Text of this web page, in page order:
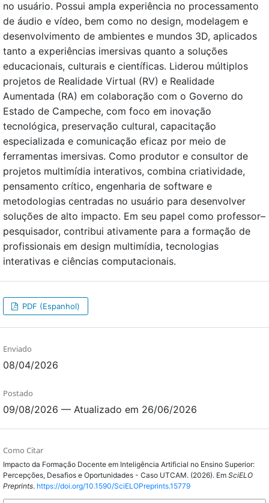
no usuário. Possui ampla experiência no processamento
de áudio e vídeo, bem como no design, modelagem e
desenvolvimento de ambientes e mundos 3D, aplicados
tanto a experiências imersivas quanto a soluções
educacionais, culturais e científicas. Liderou múltiplos
projetos de Realidade Virtual (RV) e Realidade
Aumentada (RA) em colaboração com o Governo do
Estado de Campeche, com foco em inovação
tecnológica, preservação cultural, capacitação
especializada e comunicação eficaz por meio de
ferramentas imersivas. Como produtor e consultor de
projetos multimídia interativos, combina criatividade,
pensamento crítico, engenharia de software e
metodologias centradas no usuário para desenvolver
soluções de alto impacto. Em seu papel como professor–
pesquisador, contribui ativamente para a formação de
profissionais em design multimídia, tecnologias
interativas e ciências computacionais.
PDF (Espanhol)
Enviado
08/04/2026
Postado
09/08/2026 — Atualizado em 26/06/2026
Como Citar
Impacto da Formação Docente em Inteligência Artificial no Ensino Superior:
Percepções, Desafios e Oportunidades - Caso UTCAM. (2026). Em SciELO
Preprints. https://doi.org/10.1590/SciELOPreprints.15779